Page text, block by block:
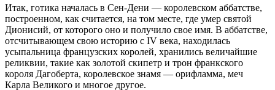
Итак, готика началась в Сен-Дени — королевском аббатстве,
построенном, как считается, на том месте, где умер святой
Дионисий, от которого оно и получило свое имя. В аббатстве,
отсчитывающем свою историю с IV века, находилась
усыпальница французских королей, хранились величайшие
реликвии, такие как золотой скипетр и трон франкского
короля Дагоберта, королевское знамя — орифламма, меч
Карла Великого и многое другое.